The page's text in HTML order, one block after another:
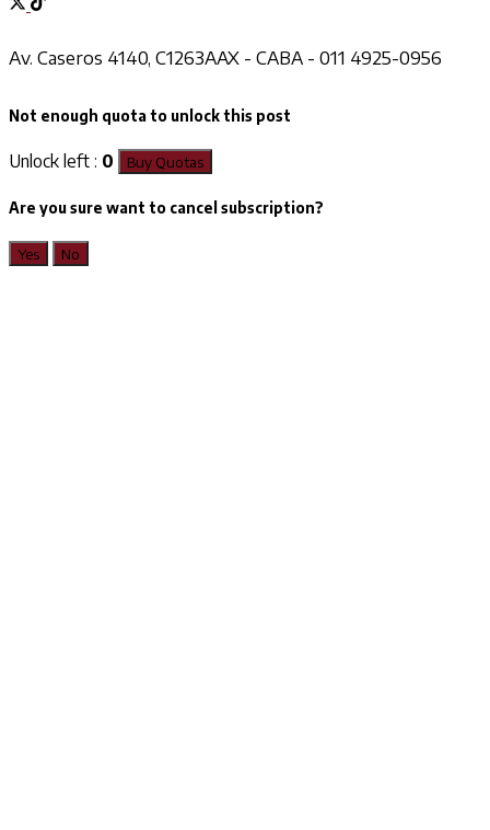
Av. Caseros 4140, C1263AAX - CABA - 011 4925-0956
Not enough quota to unlock this post
Unlock left : 0 Buy Quotas
Are you sure want to cancel subscription?
Yes No